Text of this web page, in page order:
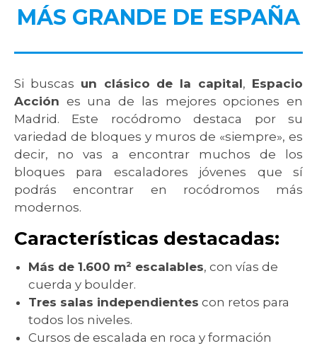
MÁS GRANDE DE ESPAÑA
Si buscas un clásico de la capital, Espacio
Acción es una de las mejores opciones en
Madrid. Este rocódromo destaca por su
variedad de bloques y muros de «siempre», es
decir, no vas a encontrar muchos de los
bloques para escaladores jóvenes que sí
podrás encontrar en rocódromos más
modernos.
Características destacadas:
Más de 1.600 m² escalables, con vías de
cuerda y boulder.
Tres salas independientes con retos para
todos los niveles.
Cursos de escalada en roca y formación